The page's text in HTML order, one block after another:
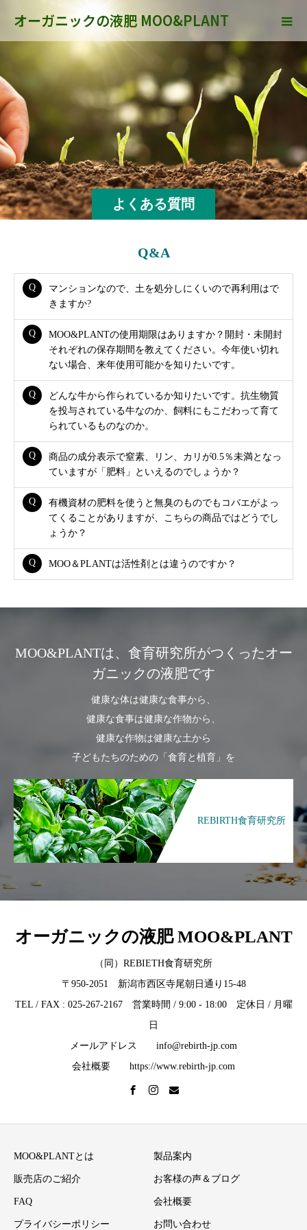
オーガニックの液肥 MOO&PLANT
よくある質問
Q&A
マンションなので、土を処分しにくいので再利用はで
きますか?
MOO&PLANTの使用期限はありますか？開封・未開封
それぞれの保存期間を教えてください。今年使い切れ
ない場合、来年使用可能かを知りたいです。
どんな牛から作られているか知りたいです。抗生物質
を投与されている牛なのか、飼料にもこだわって育て
られているものなのか。
商品の成分表示で窒素、リン、カリが0.5％未満となっ
ていますが「肥料」といえるのでしょうか？
有機資材の肥料を使うと無臭のものでもコバエがよっ
てくることがありますが、こちらの商品ではどうでし
ょうか？
MOO＆PLANTは活性剤とは違うのですか？
MOO&PLANTは、食育研究所がつくったオー
ガニックの液肥です
健康な体は健康な食事から、
健康な食事は健康な作物から、
健康な作物は健康な土から
子どもたちのための「食育と植育」を
REBIRTH食育研究所
オーガニックの液肥 MOO&PLANT
（同）REBIETH食育研究所
〒950-2051 新潟市西区寺尾朝日通り15-48
TEL / FAX : 025-267-2167 営業時間 / 9:00 - 18:00 定休日 / 月曜
日
メールアドレス info@rebirth-jp.com
会社概要 https://www.rebirth-jp.com
MOO&PLANTとは 製品案内
販売店のご紹介 お客様の声＆ブログ
FAQ 会社概要
プライバシーポリシー お問い合わせ